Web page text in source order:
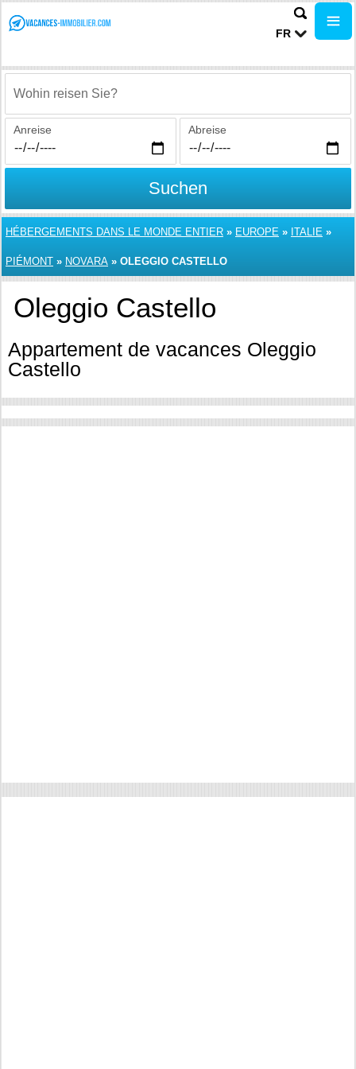
FR
Wohin reisen Sie?
Anreise Abreise
Suchen
HÉBERGEMENTS DANS LE MONDE ENTIER » EUROPE » ITALIE »
PIÉMONT » NOVARA » OLEGGIO CASTELLO
Oleggio Castello
Appartement de vacances Oleggio
Castello